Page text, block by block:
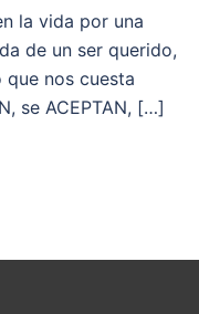
la vida por una
de un ser querido,
nos cuesta
se ACEPTAN, […]